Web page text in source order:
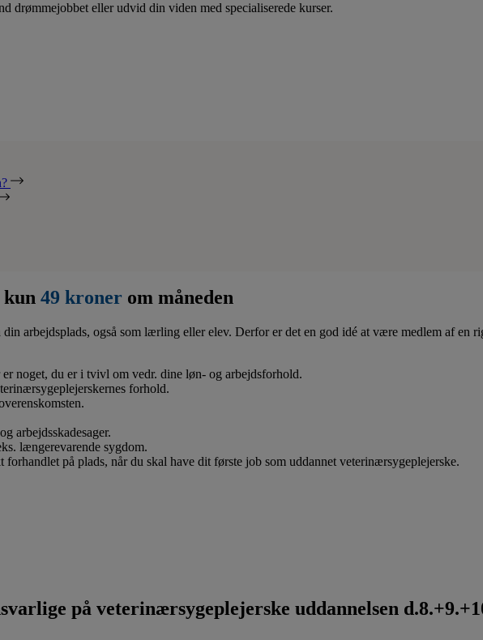
drømmejobbet eller udvid din viden med specialiserede kurser.
kun 49 kroner om måneden
arbejdsplads, også som lærling eller elev. Derfor er det en god idé at være medlem af en
noget, du er i tvivl om vedr. dine løn- og arbejdsforhold.
forhold.
arbejdsskadesager.
længerevarende sygdom.
på plads, når du skal have dit første job som uddannet veterinærsygeplejerske.
på veterinærsygeplejerske uddannelsen